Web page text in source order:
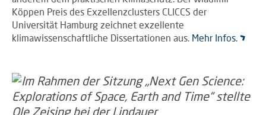
Köppen Preis des Exzellenzclusters CLICCS der
Universität Hamburg zeichnet exzellente
klimawissenschaftliche Dissertationen aus. Mehr Infos.